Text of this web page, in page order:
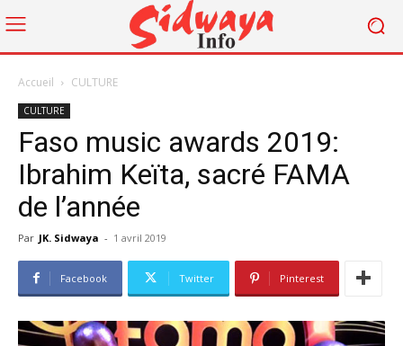
Accueil CULTURE
CULTURE
Faso music awards 2019:
Ibrahim Keïta, sacré FAMA
de l’année
Par JK. Sidwaya - 1 avril 2019
Facebook Twitter Pinterest